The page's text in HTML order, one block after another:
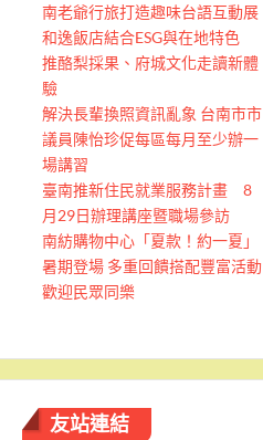
南老爺行旅打造趣味台語互動展
和逸飯店結合ESG與在地特色
推酪梨採果、府城文化走讀新體
驗
解決長輩換照資訊亂象 台南市市
議員陳怡珍促每區每月至少辦一
場講習
臺南推新住民就業服務計畫 8
月29日辦理講座暨職場參訪
南紡購物中心「夏款！約一夏」
暑期登場 多重回饋搭配豐富活動
歡迎民眾同樂
友站連結